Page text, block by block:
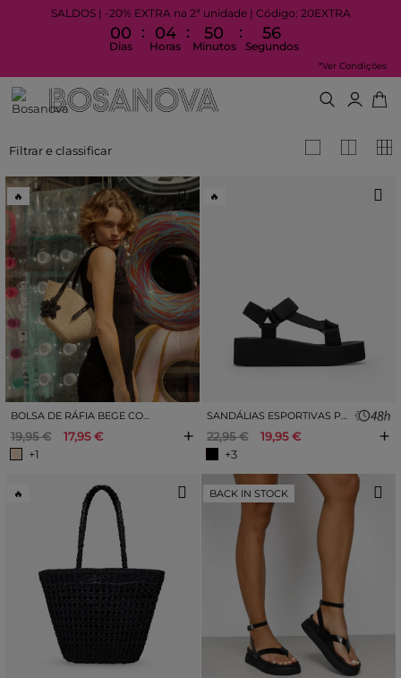
SALDOS | -20% EXTRA na 2ª unidade | Código: 20EXTRA
00
Dias
: 04
Horas
: 50
Minutos
: 55
Segundos
*Ver Condições
Filtrar e classificar
🔥
BOLSA DE RÁFIA BEGE COM PINGENTE DE FLOR
19,95 €
17,95 €
+1
+
🔥
SANDÁLIAS ESPORTIVAS PRETAS
22,95 €
19,95 €
+3
+
🔥 BACK IN STOCK